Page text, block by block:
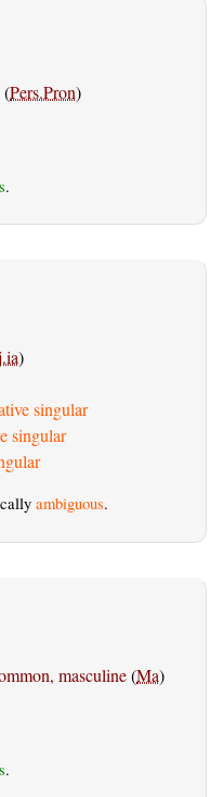
(Pers.Pron)
.
)
singular
singular
ambiguous.
masculine(Ma)
.